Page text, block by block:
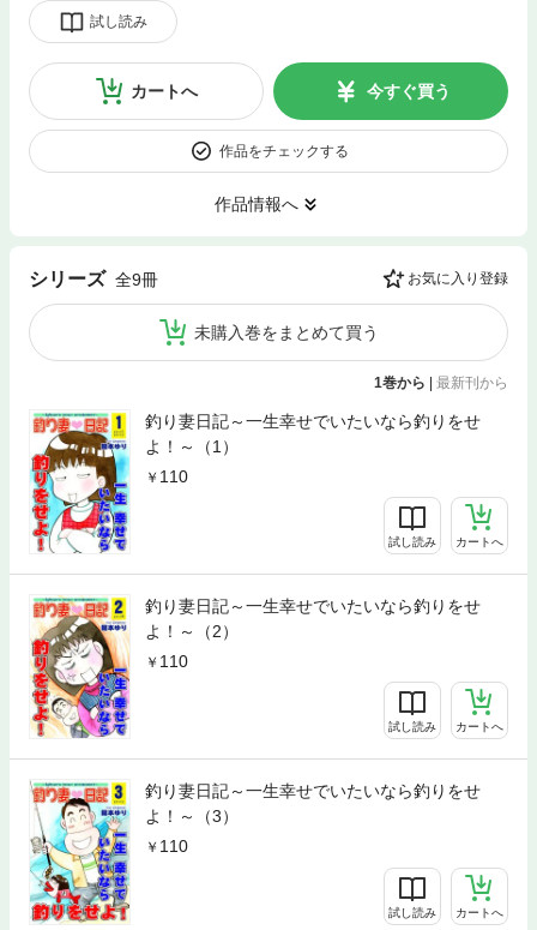
試し読み
カートへ 今すぐ買う
作品をチェックする
作品情報へ
シリーズ 全9冊 お気に入り登録
未購入巻をまとめて買う
1巻から | 最新刊から
釣り妻日記～一生幸せでいたいなら釣りをせ
よ！～（1）
110
試し読み カートへ
釣り妻日記～一生幸せでいたいなら釣りをせ
よ！～（2）
110
試し読み カートへ
釣り妻日記～一生幸せでいたいなら釣りをせ
よ！～（3）
110
試し読み カートへ